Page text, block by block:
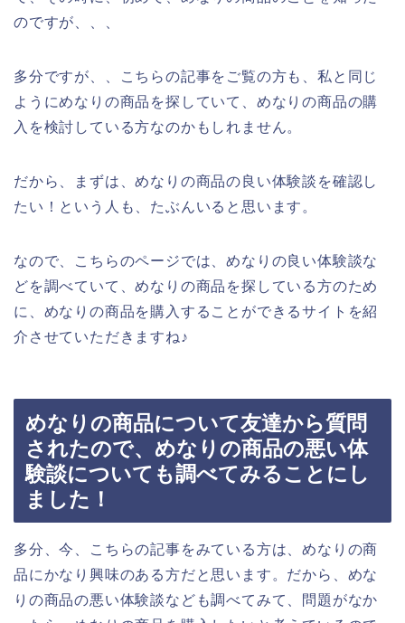
のですが、、、
多分ですが、、こちらの記事をご覧の方も、私と同じ
ようにめなりの商品を探していて、めなりの商品の購
入を検討している方なのかもしれません。
だから、まずは、めなりの商品の良い体験談を確認し
たい！という人も、たぶんいると思います。
なので、こちらのページでは、めなりの良い体験談な
どを調べていて、めなりの商品を探している方のため
に、めなりの商品を購入することができるサイトを紹
介させていただきますね♪
めなりの商品について友達から質問
されたので、めなりの商品の悪い体
験談についても調べてみることにし
ました！
多分、今、こちらの記事をみている方は、めなりの商
品にかなり興味のある方だと思います。だから、めな
りの商品の悪い体験談なども調べてみて、問題がなか